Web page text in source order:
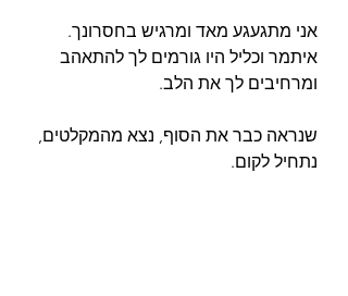
אני מתגעגע מאד ומרגיש בחסרונך.
איתמר וכליל היו גורמים לך להתאהב
ומרחיבים לך את הלב.
שנראה כבר את הסוף, נצא מהמקלטים,
נתחיל לקום.